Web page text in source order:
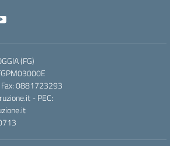
(FG)
0881723293
- PEC: